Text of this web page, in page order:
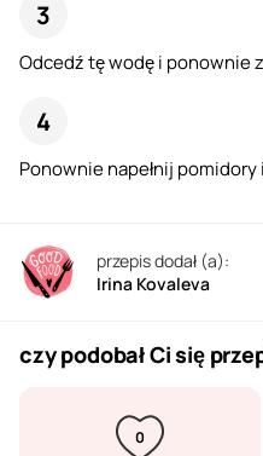
Odcedź tę wodę i ponownie
Ponownie napełnij pomidory
przepis dodał (a):
Irina Kovaleva
czy podobał Ci się
0